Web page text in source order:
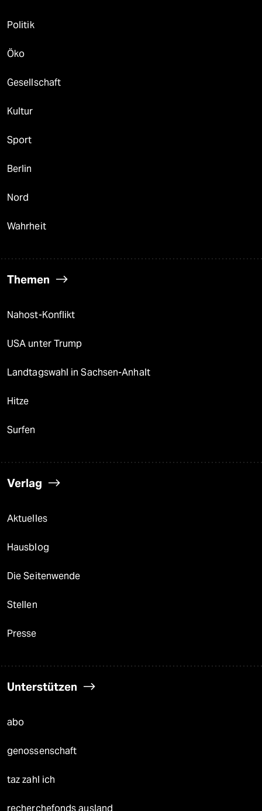
Politik
Öko
Gesellschaft
Kultur
Sport
Berlin
Nord
Wahrheit
Themen
Nahost-Konflikt
USA unter Trump
Landtagswahl in Sachsen-Anhalt
Hitze
Surfen
Verlag
Aktuelles
Hausblog
Die Seitenwende
Stellen
Presse
Unterstützen
abo
genossenschaft
taz zahl ich
recherchefonds ausland